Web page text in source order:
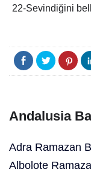
22-Sevindiğini
Andalusia
Adra Ramazan
Albolote